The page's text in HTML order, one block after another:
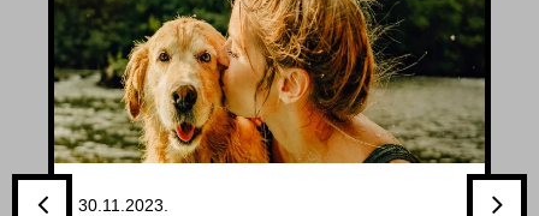
30.11.2023.